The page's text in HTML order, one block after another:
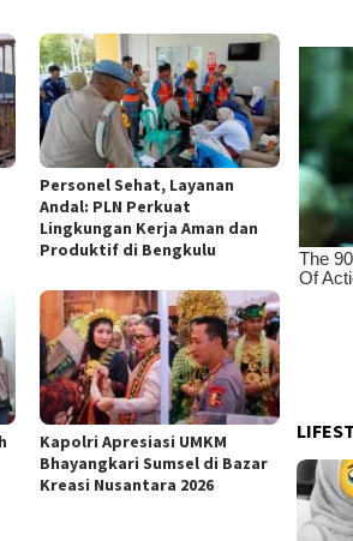
Personel Sehat, Layanan
Andal: PLN Perkuat
Lingkungan Kerja Aman dan
Produktif di Bengkulu
Kapolri Apresiasi UMKM
Bhayangkari Sumsel di Bazar
Kreasi Nusantara 2026